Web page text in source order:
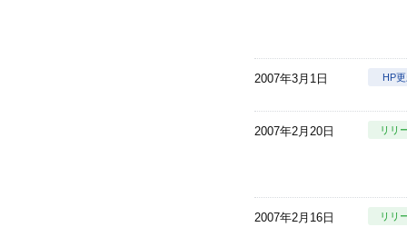
2007年3月1日 HP
2007年2月20日 リリ
2007年2月16日 リリ